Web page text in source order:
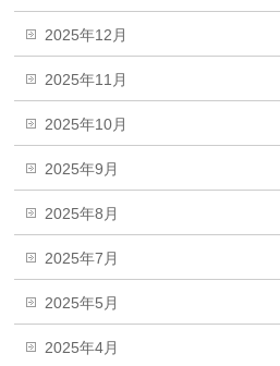
2025年12月
2025年11月
2025年10月
2025年9月
2025年8月
2025年7月
2025年5月
2025年4月